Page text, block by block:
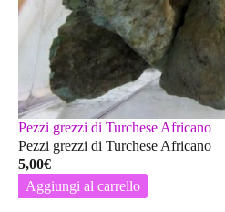
Pezzi grezzi di Turchese Africano
Pezzi grezzi di Turchese Africano
5,00€
Aggiungi al carrello